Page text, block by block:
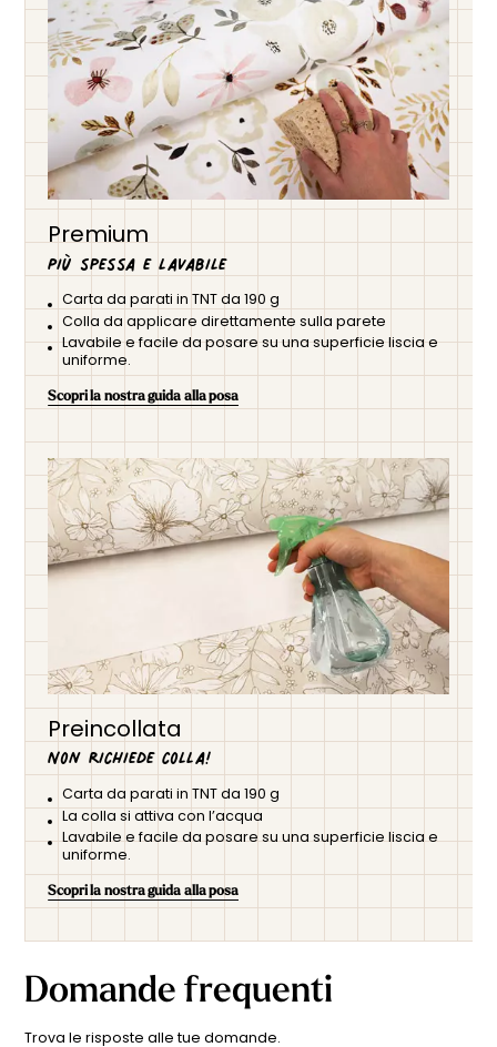
Premium
Più spessa e lavabile
Carta da parati in TNT da 190 g
Colla da applicare direttamente sulla parete
Lavabile e facile da posare su una superficie liscia e
uniforme.
Scopri la nostra guida alla posa
Preincollata
Non richiede colla!
Carta da parati in TNT da 190 g
La colla si attiva con l’acqua
Lavabile e facile da posare su una superficie liscia e
uniforme.
Scopri la nostra guida alla posa
Domande frequenti
Trova le risposte alle tue domande.